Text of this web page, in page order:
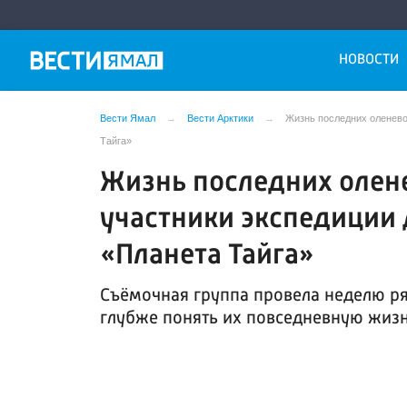
НОВОСТИ
Вести Ямал Вести Арктики Жизнь последних
Тайга»
Жизнь последних
участники экспедиции
«Планета Тайга»
Съёмочная группа провела неделю
глубже понять их повседневную